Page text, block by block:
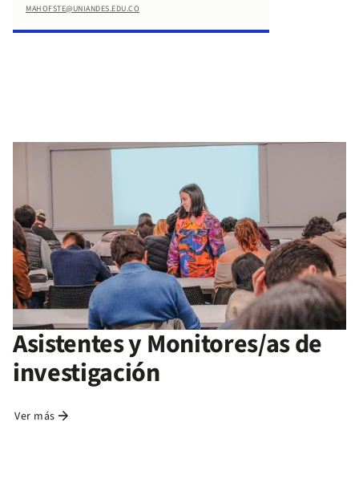
MAHOFSTE@UNIANDES.EDU.CO
Asistentes y Monitores/as de
investigación
Ver más arrow_forward